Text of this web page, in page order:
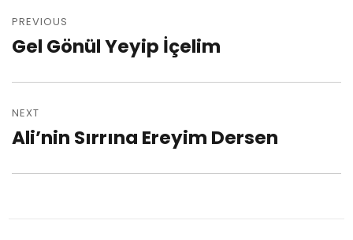
Post
navigation
PREVIOUS
Previous
Gel Gönül Yeyip İçelim
NEXT
Next
Ali’nin Sırrına Ereyim Dersen